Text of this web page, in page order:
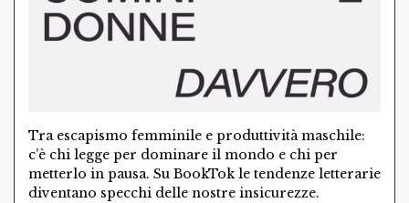
Tra escapismo femminile e produttività maschile:
c’è chi legge per dominare il mondo e chi per
metterlo in pausa. Su BookTok le tendenze letterarie
diventano specchi delle nostre insicurezze.